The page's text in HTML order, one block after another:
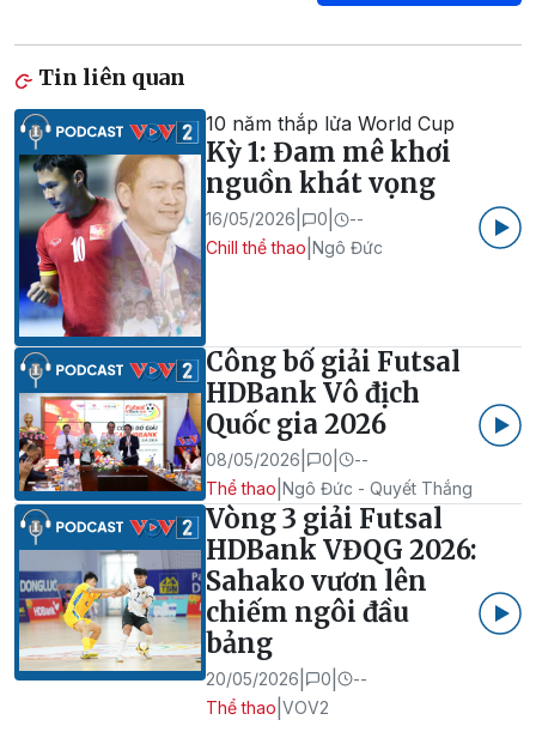
Tin liên quan
10 năm thắp lửa World Cup
Kỳ 1: Đam mê khơi
nguồn khát vọng
16/05/2026 0
--
Chill thể thao Ngô Đức
Công bố giải Futsal
HDBank Vô địch
Quốc gia 2026
08/05/2026 0
--
Thể thao Ngô Đức - Quyết Thắng
Vòng 3 giải Futsal
HDBank VĐQG 2026:
Sahako vươn lên
chiếm ngôi đầu
bảng
20/05/2026 0
--
Thể thao VOV2